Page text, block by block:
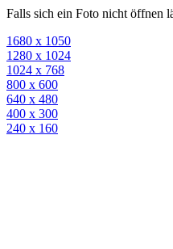
Falls sich ein Foto nicht öffnen
1680 x 1050
1280 x 1024
1024 x 768
800 x 600
640 x 480
400 x 300
240 x 160